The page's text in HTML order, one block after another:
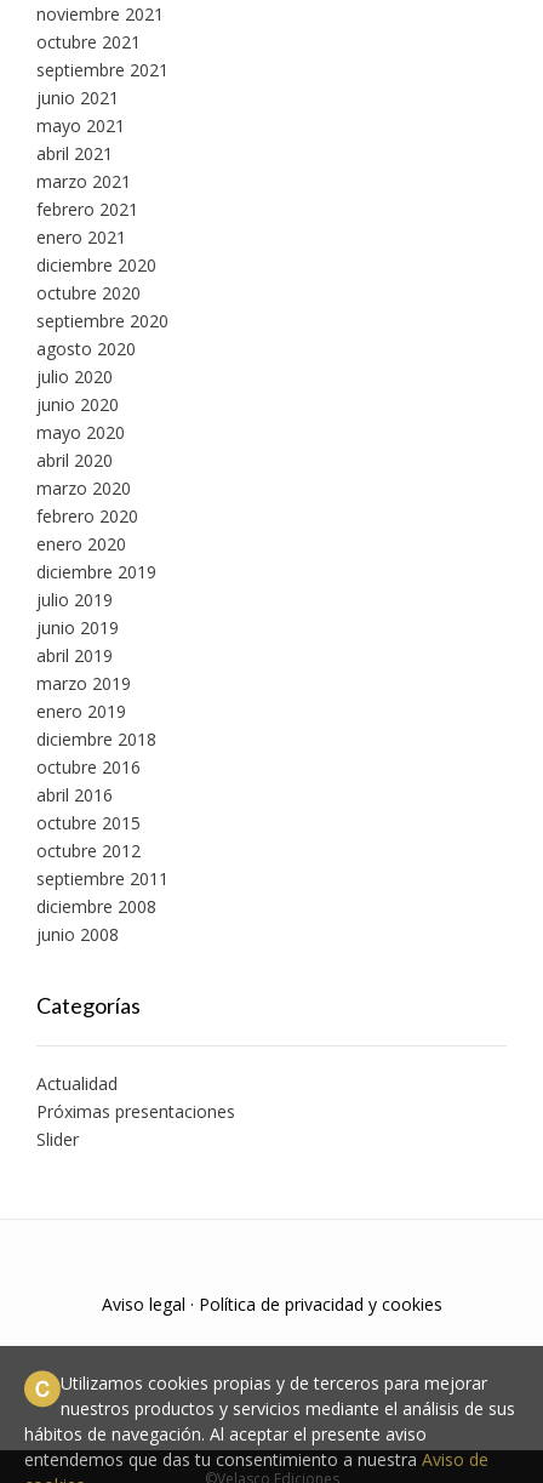
noviembre 2021
octubre 2021
septiembre 2021
junio 2021
mayo 2021
abril 2021
marzo 2021
febrero 2021
enero 2021
diciembre 2020
octubre 2020
septiembre 2020
agosto 2020
julio 2020
junio 2020
mayo 2020
abril 2020
marzo 2020
febrero 2020
enero 2020
diciembre 2019
julio 2019
junio 2019
abril 2019
marzo 2019
enero 2019
diciembre 2018
octubre 2016
abril 2016
octubre 2015
octubre 2012
septiembre 2011
diciembre 2008
junio 2008
Categorías
Actualidad
Próximas presentaciones
Slider
Aviso legal · Política de privacidad y cookies
©Velasco Ediciones
Utilizamos cookies propias y de terceros para mejorar
nuestros productos y servicios mediante el análisis de sus
hábitos de navegación. Al aceptar el presente aviso
entendemos que das tu consentimiento a nuestra Aviso de